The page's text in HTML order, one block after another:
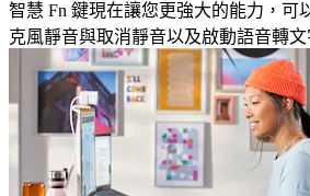
智慧 Fn 鍵現在讓您更強大的能力，可
克風靜音與取消靜音以及啟動語音轉文